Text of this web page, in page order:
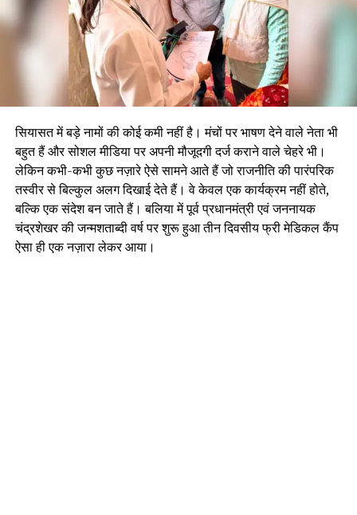
सियासत में बड़े नामों की कोई कमी नहीं है। मंचों पर भाषण देने वाले नेता भी
बहुत हैं और सोशल मीडिया पर अपनी मौजूदगी दर्ज कराने वाले चेहरे भी।
लेकिन कभी-कभी कुछ नज़ारे ऐसे सामने आते हैं जो राजनीति की पारंपरिक
तस्वीर से बिल्कुल अलग दिखाई देते हैं। वे केवल एक कार्यक्रम नहीं होते,
बल्कि एक संदेश बन जाते हैं। बलिया में पूर्व प्रधानमंत्री एवं जननायक
चंद्रशेखर की जन्मशताब्दी वर्ष पर शुरू हुआ तीन दिवसीय फ्री मेडिकल कैंप
ऐसा ही एक नज़ारा लेकर आया।